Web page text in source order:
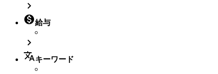

給与

translateキーワード